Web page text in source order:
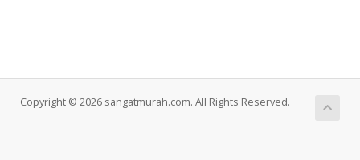
Copyright © 2026 sangatmurah.com. All Rights Reserved.